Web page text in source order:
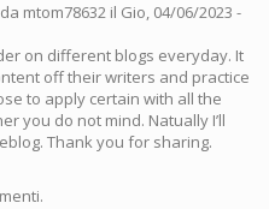
mtom78632 il Gio, 04/06/2023 -
on different blogs everyday. It
off their writers and practice
to apply certain with all the
you do not mind. Natually I’ll
Thank you for sharing.